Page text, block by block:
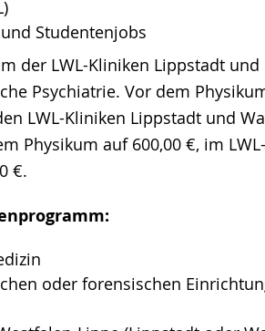
Studentenjobs
der LWL-Kliniken Lippstadt und
Psychiatrie. Vor dem
LWL-Kliniken Lippstadt und
Physikum auf 600,00 €, im LWL-
€.
oder forensischen